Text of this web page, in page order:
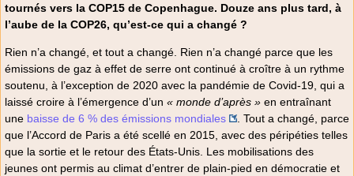
tournés vers la COP15 de Copenhague. Douze ans plus tard, à
l’aube de la COP26, qu’est-ce qui a changé ?
Rien n’a changé, et tout a changé. Rien n’a changé parce que les
émissions de gaz à effet de serre ont continué à croître à un rythme
soutenu, à l’exception de 2020 avec la pandémie de Covid-19, qui a
laissé croire à l’émergence d’un « monde d’après » en entraînant
une baisse de 6 % des émissions mondiales
. Tout a changé, parce
que l’Accord de Paris a été scellé en 2015, avec des péripéties telles
que la sortie et le retour des États-Unis. Les mobilisations des
jeunes ont permis au climat d’entrer de plain-pied en démocratie et